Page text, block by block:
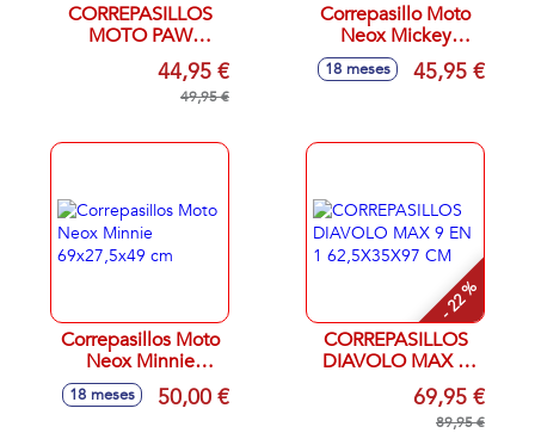
CORREPASILLOS
MOTO PAW
PATROL SKYE
69X27,5X49 CM
44,95 €
49,95 €
Correpasillo Moto
Neox Mickey
69X27,5X49Cm
18 meses 45,95 €
Correpasillos Moto
Neox Minnie
69x27,5x49 cm
18 meses 50,00 €
- 22 %
CORREPASILLOS
DIAVOLO MAX 9
EN 1 62,5X35X97
69,95 €
89,95 €